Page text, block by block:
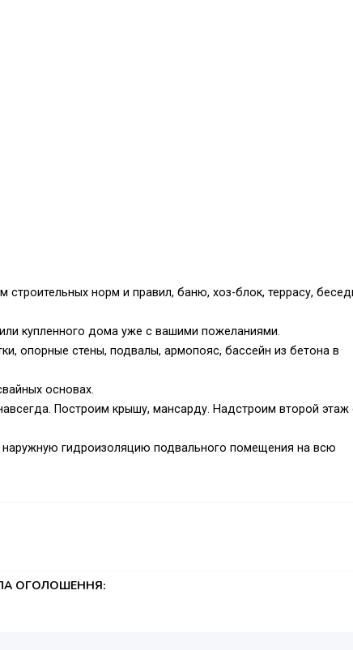
норм и правил, баню, хоз-блок, террасу,
купленного дома уже с вашими пожеланиями.
опорные стены, подвалы, армопояс, бассейн из бетона в
основах.
Построим крышу, мансарду. Надстроим второй этаж
гидроизоляцию подвального помещения на всю
другие строительные работы которые связаны с
Не большая трудолюбивая бригада правильных мужчин с
ОГОЛОШЕННЯ: